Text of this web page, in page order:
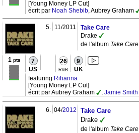
[Young Money LP Cut]
écrit par Noah Shebib , Aubrey Graham
5. 11/2011
Take Care
Drake
de l'album Take Care
1 pts 7
US
26
R&B
9
UK
featuring Rihanna
[Young Money LP Cut]
écrit par Aubrey Graham
Jamie Smith
6. 04/2012
Take Care
Drake
de l'album Take Care